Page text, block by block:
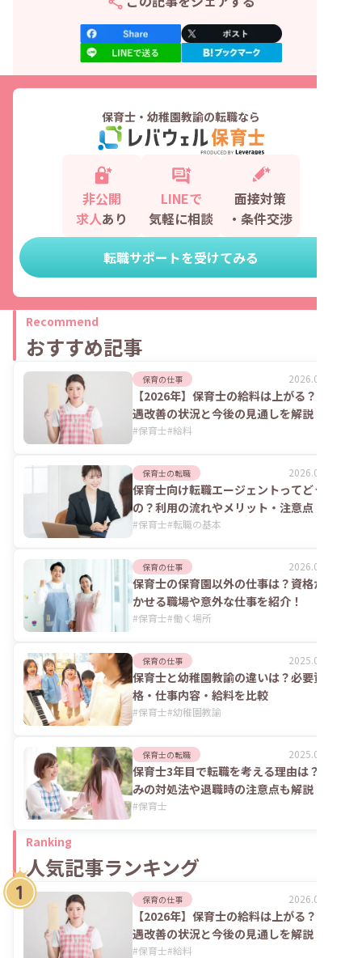
保育士・幼稚園教諭の転職なら
非公開
求人あり
LINEで
気軽に相談
面接対策
・条件交渉
転職サポートを受けてみる
Recommend
おすすめ記事
保育の仕事 2026.08.06
【2026年】保育士の給料は上がる？処
遇改善の状況と今後の見通しを解説
#保育士#給料
保育士の転職 2026.08.06
保育士向け転職エージェントってどうな
の？利用の流れやメリット・注意点
#保育士#転職の基本
保育の仕事 2026.07.24
保育士の保育園以外の仕事は？資格が活
かせる職場や意外な仕事を紹介！
#保育士#働く場所
保育の仕事 2025.06.02
保育士と幼稚園教諭の違いは？必要資
格・仕事内容・給料を比較
#保育士#幼稚園教諭
保育士の転職 2025.06.02
保育士3年目で転職を考える理由は？悩
みの対処法や退職時の注意点も解説
#保育士
Ranking
人気記事ランキング
保育の仕事 2026.08.06
【2026年】保育士の給料は上がる？処
遇改善の状況と今後の見通しを解説
#保育士#給料